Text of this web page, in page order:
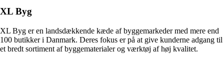
XL Byg
XL Byg er en landsdækkende kæde af byggemarkeder med mere end
100 butikker i Danmark. Deres fokus er på at give kunderne adgang til
et bredt sortiment af byggematerialer og værktøj af høj kvalitet.